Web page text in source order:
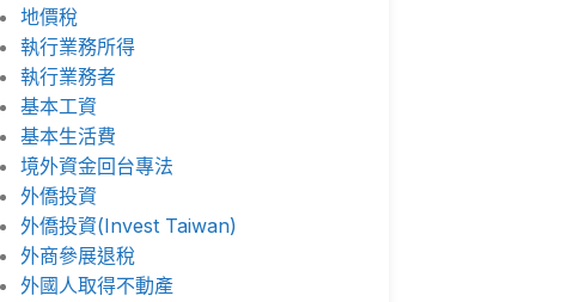
地價稅
執行業務所得
執行業務者
基本工資
基本生活費
境外資金回台專法
外僑投資
外僑投資(Invest Taiwan)
外商參展退稅
外國人取得不動產